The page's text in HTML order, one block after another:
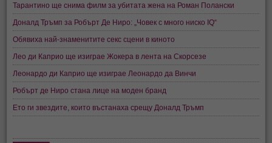
Тарантино ще снима филм за убитата жена на Роман Полански
Доналд Тръмп за Робърт Де Ниро: „Човек с много ниско IQ“
Обявиха най-знаменитите секс сцени в киното
Лео ди Каприо ще изиграе Жокера в лента на Скорсезе
Леонардо ди Каприо ще изиграе Леонардо да Винчи
Робърт де Ниро стана лице на моден бранд
Ето ги звездите, които въстанаха срещу Доналд Тръмп